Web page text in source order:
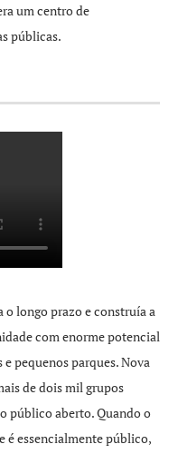
um centro de
públicas.
o longo prazo e construía a
com enorme potencial
pequenos parques. Nova
de dois mil grupos
público aberto. Quando o
é essencialmente público,